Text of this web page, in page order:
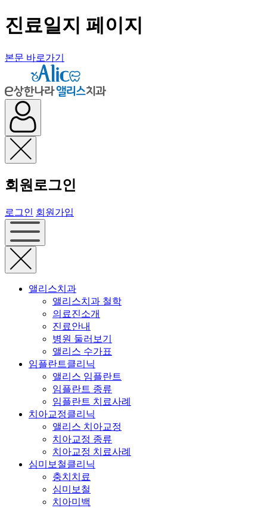
진료일지 페이지
본문 바로가기
회원로그인
로그인 회원가입
앨리스치과
앨리스치과 철학
의료진소개
진료안내
병원 둘러보기
앨리스 수가표
임플란트클리닉
앨리스 임플란트
임플란트 종류
임플란트 치료사례
치아교정클리닉
앨리스 치아교정
치아교정 종류
치아교정 치료사례
심미보철클리닉
충치치료
심미보철
치아미백